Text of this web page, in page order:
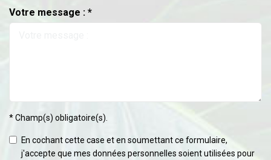
Votre message : *
* Champ(s) obligatoire(s).
En cochant cette case et en soumettant ce formulaire,
j'accepte que mes données personnelles soient utilisées pour